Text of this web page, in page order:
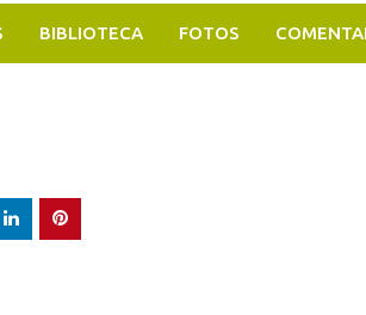
BIBLIOTECA FOTOS